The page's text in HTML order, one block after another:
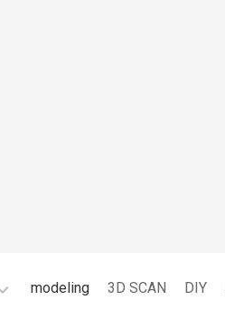
modeling 3D SCAN DIY